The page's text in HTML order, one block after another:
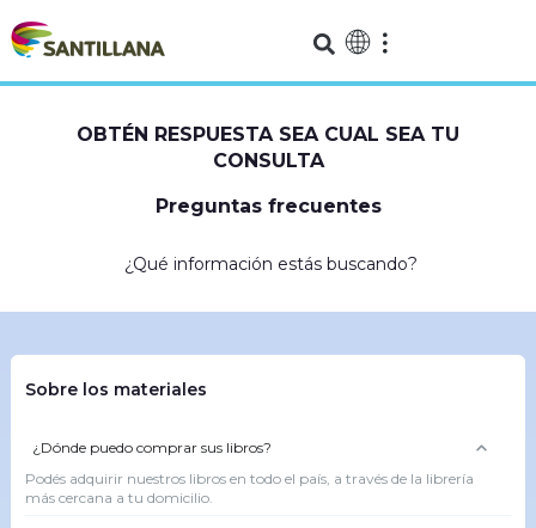
OBTÉN RESPUESTA SEA CUAL SEA TU
CONSULTA
Preguntas frecuentes
¿Qué información estás buscando?
Sobre los materiales
¿Dónde puedo comprar sus libros?
Podés adquirir nuestros libros en todo el país, a través de la librería
más cercana a tu domicilio.